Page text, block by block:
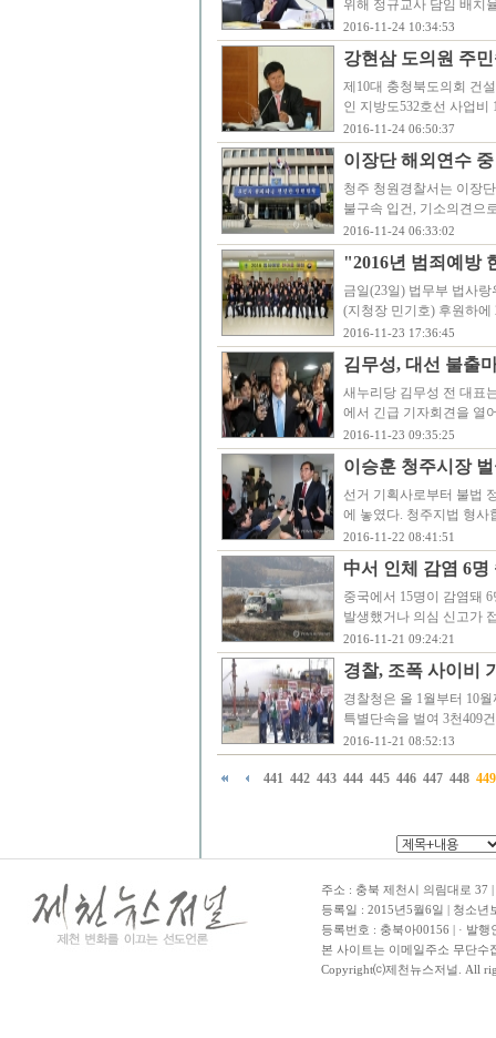
위해 정규교사 담임 배치
2016-11-24 10:34:53
강현삼 도의원 주
제10대 충청북도의회 건
인 지방도532호선 사업비
2016-11-24 06:50:37
이장단 해외연수
청주 청원경찰서는 이장
불구속 입건, 기소의견으
2016-11-24 06:33:02
"2016년 범죄예방
금일(23일) 법무부 법사
(지청장 민기호) 후원하
2016-11-23 17:36:45
김무성, 대선 불출
새누리당 김무성 전 대표
에서 긴급 기자회견을 열
2016-11-23 09:35:25
이승훈 청주시장
선거 기획사로부터 불법
에 놓였다. 청주지법 형
2016-11-22 08:41:51
中서 인체 감염 6
중국에서 15명이 감염돼
발생했거나 의심 신고가
2016-11-21 09:24:21
경찰, 조폭 사이비
경찰청은 올 1월부터 10
특별단속을 벌여 3천409
2016-11-21 08:52:13
441 442 443 444 445 446 447 448 449
주소 : 충북 제천시 의림대로 37
등록일 : 2015년5월6일 | 청소
등록번호 : 충북아00156 | · 발
본 사이트는 이메일주소 무단수
Copyright⒞제천뉴스저널. All